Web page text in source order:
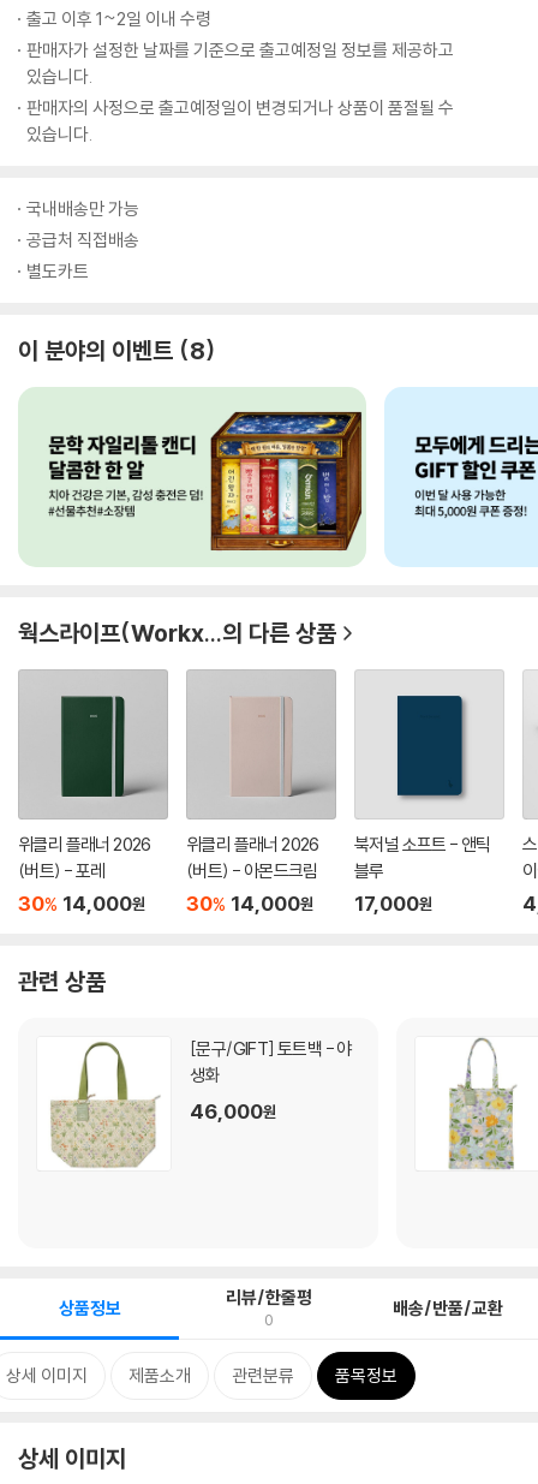
출고 이후 1~2일 이내 수령
판매자가 설정한 날짜를 기준으로 출고예정일 정보를 제공하고
있습니다.
판매자의 사정으로 출고예정일이 변경되거나 상품이 품절될 수
있습니다.
국내배송만 가능
공급처 직접배송
별도카트
이 분야의 이벤트 8
웍스라이프(Workx...의 다른 상품
위클리 플래너 2026
(버트) - 포레
30% 14,000원
위클리 플래너 2026
(버트) - 아몬드크림
30% 14,000원
북저널 소프트 - 앤틱
블루
17,000원
관련 상품
[문구/GIFT]
생화
46,000원
상품정보 리뷰/한줄평
0 배송/반품/교환
상세 이미지 제품소개 관련분류 품목정보
상세 이미지